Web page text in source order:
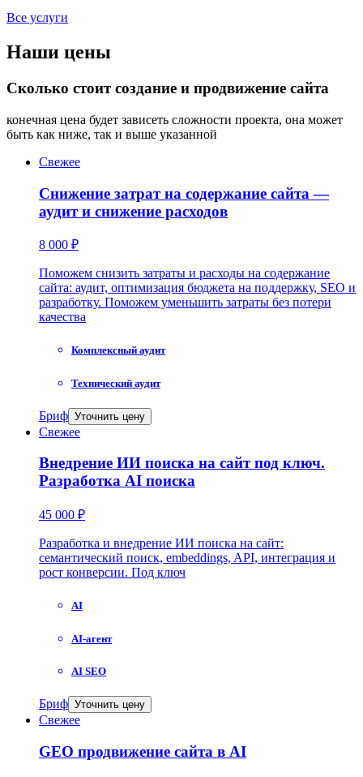
Все услуги
Наши цены
Сколько стоит создание и продвижение сайта
конечная цена будет зависеть сложности проекта, она может
быть как ниже, так и выше указанной
Свежее
Снижение затрат на содержание сайта —
аудит и снижение расходов
8 000 ₽
Поможем снизить затраты и расходы на содержание
сайта: аудит, оптимизация бюджета на поддержку, SEO и
разработку. Поможем уменьшить затраты без потери
качества
Комплексный аудит
Технический аудит
Бриф Уточнить цену
Свежее
Внедрение ИИ поиска на сайт под ключ.
Разработка AI поиска
45 000 ₽
Разработка и внедрение ИИ поиска на сайт:
семантический поиск, embeddings, API, интеграция и
рост конверсии. Под ключ
AI
AI-агент
AI SEO
Бриф Уточнить цену
Свежее
GEO продвижение сайта в AI